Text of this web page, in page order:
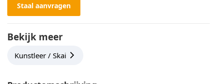
Staal aanvragen
Bekijk meer
Kunstleer / Skai